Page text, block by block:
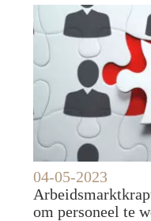
04-05-2023
om personeel te